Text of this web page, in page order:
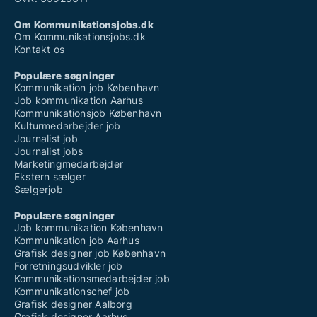
Om Kommunikationsjobs.dk
Om Kommunikationsjobs.dk
Kontakt os
Populære søgninger
Kommunikation job København
Job kommunikation Aarhus
Kommunikationsjob København
Kulturmedarbejder job
Journalist job
Journalist jobs
Marketingmedarbejder
Ekstern sælger
Sælgerjob
Populære søgninger
Job kommunikation København
Kommunikation job Aarhus
Grafisk designer job København
Forretningsudvikler job
Kommunikationsmedarbejder job
Kommunikationschef job
Grafisk designer Aalborg